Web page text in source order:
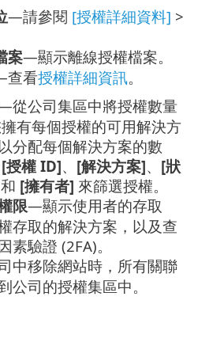
—請參閱 [授權詳細資料] >
案—顯示離線授權檔案。
看授權詳細資訊。
從公司集區中將授權數量
有每個授權的可用解決方
分配每個解決方案的數
[授權 ID]、 [解決方案]、 [狀
和 [擁有者] 來篩選授權。
限—顯示使用者的存取
存取的解決方案，以及查
素驗證 (2FA)。
中移除網站時，所有關聯
公司的授權集區中。